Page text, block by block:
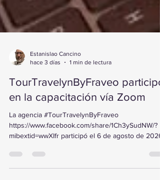
Estanislao Cancino
1 min de lectura
TourTravelynByFraveo participó
en la capacitación vía Zoom
https://www.facebook.com/share/1Ch3ySudNW/?